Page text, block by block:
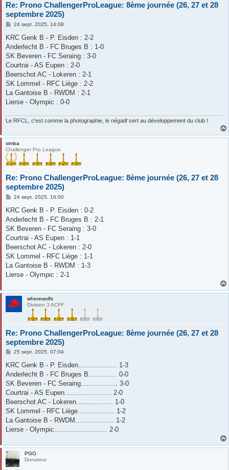
Re: Prono ChallengerProLeague: 8ème journée (26, 27 et 28
septembre 2025)
M
s
a
g
24 sept. 2025, 14:08
KRC Genk B - P. Eisden : 2-2
Anderlecht B - FC Bruges B : 1-0
SK Beveren - FC Seraing : 3-0
Courtrai - AS Eupen : 2-0
Beerschot AC - Lokeren : 2-1
SK Lommel - RFC Liège : 2-2
La Gantoise B - RWDM : 2-1
Lierse - Olympic : 0-0
Le RFCL, c'est comme la photographie, le négatif sert au développement du club !
simba
Challenger Pro League
Re: Prono ChallengerProLeague: 8ème journée (26, 27 et 28
septembre 2025)
M
s
a
g
24 sept. 2025, 16:00
KRC Genk B - P. Eisden : 0-2
Anderlecht B - FC Bruges B : 2-1
SK Beveren - FC Seraing : 3-0
Courtrai - AS Eupen : 1-1
Beerschot AC - Lokeren : 2-0
SK Lommel - RFC Liège : 1-1
La Gantoise B - RWDM : 1-3
Lierse - Olympic : 2-1
wherewolfs
Division 3 ACFF
Re: Prono ChallengerProLeague: 8ème journée (26, 27 et 28
septembre 2025)
M
s
a
g
25 sept. 2025, 07:04
KRC Genk B - P. Eisden................... 1-3
Anderlecht B - FC Bruges B.............. 0-0
SK Beveren - FC Seraing.................. 3-0
Courtrai - AS Eupen....................... 2-0
Beerschot AC - Lokeren.................. 1-0
SK Lommel - RFC Liège.................. 1-2
La Gantoise B - RWDM................... 1-2
Lierse - Olympic.......................... 2-0
PGO
Donateur